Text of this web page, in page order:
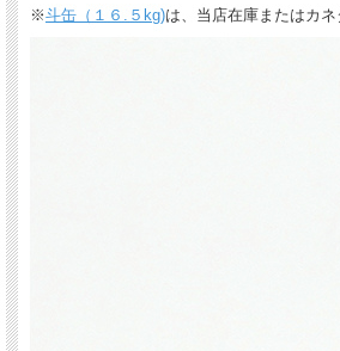
※斗缶（１６.５kg)は、当店在庫またはカ